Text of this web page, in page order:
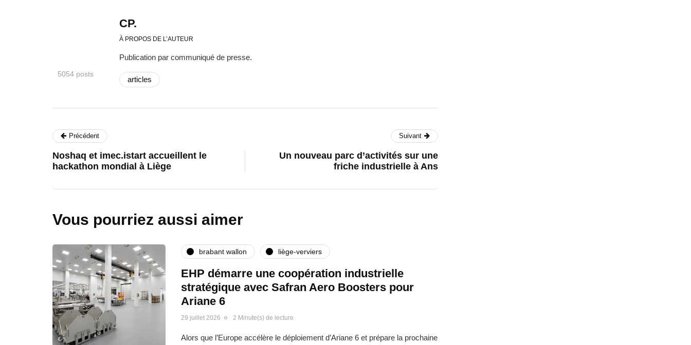
5054 posts
CP.
À PROPOS DE L’AUTEUR
Publication par communiqué de presse.
articles
Précédent
Noshaq et imec.istart accueillent le
hackathon mondial à Liège
Suivant
Un nouveau parc d’activités sur une
friche industrielle à Ans
Vous pourriez aussi aimer
brabant wallon liège-verviers
EHP démarre une coopération industrielle
stratégique avec Safran Aero Boosters pour
Ariane 6
29 juillet 2026 2 Minute(s) de lecture
Alors que l’Europe accélère le déploiement d’Ariane 6 et prépare la prochaine